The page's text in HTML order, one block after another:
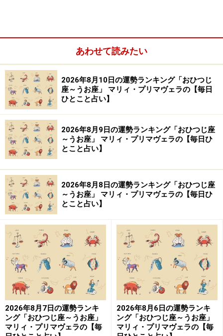
決断が苦手で、成り行き任せで事を運ぶことが多く、周
囲を冷や冷やさせることも。ヨチヨチと歩き始めたばか
りの幼子のような存在感ですが、無防備だからこそ、み
んなに愛され、守られ、大事にされるでしょう。
うお座自身、人を信じています。世の中に本当に悪い人
はいないと。だからこそ、自分を委ねることができる
し、すべてを任せられるのです。
良くも悪くも諦めが早く、思うようにうまくいかなくて
も仕方ないと切り替えます。逆に、願望をかなえてもら
あわせて読みたい
2026年8月10日の運勢ランキング「おひつじ
座～うお座」 マリィ・プリマヴェラの【毎日
ひとこと占い】
2026年8月9日の運勢ランキング「おひつじ座
～うお座」 マリィ・プリマヴェラの【毎日ひ
とこと占い】
2026年8月8日の運勢ランキング「おひつじ座
～うお座」 マリィ・プリマヴェラの【毎日ひ
とこと占い】
2026年8月7日の運勢ランキ
ング「おひつじ座～うお座」
マリィ・プリマヴェラの【毎
2026年8月6日の運勢ランキ
ング「おひつじ座～うお座」
マリィ・プリマヴェラの【毎